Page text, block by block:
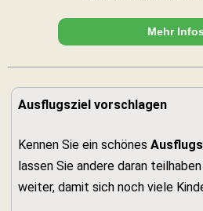
Mehr Infos
Ausflugsziel vorschlagen
Kennen Sie ein schönes
lassen Sie andere daran
weiter, damit sich noch viele